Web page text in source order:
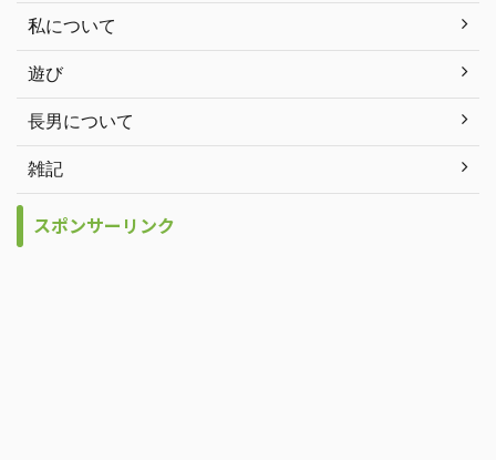
私について
遊び
長男について
雑記
スポンサーリンク